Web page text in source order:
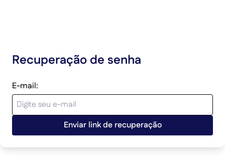
Recuperação de senha
E-mail:
Enviar link de recuperação